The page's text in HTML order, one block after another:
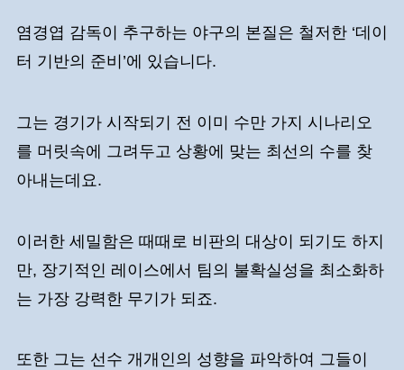
염경엽 감독이 추구하는 야구의 본질은 철저한 ‘데이
터 기반의 준비’에 있습니다.
그는 경기가 시작되기 전 이미 수만 가지 시나리오
를 머릿속에 그려두고 상황에 맞는 최선의 수를 찾
아내는데요.
이러한 세밀함은 때때로 비판의 대상이 되기도 하지
만, 장기적인 레이스에서 팀의 불확실성을 최소화하
는 가장 강력한 무기가 되죠.
또한 그는 선수 개개인의 성향을 파악하여 그들이